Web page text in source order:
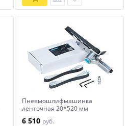
Пневмошлифмашинка
ленточная 20*520 мм
6 510 руб.